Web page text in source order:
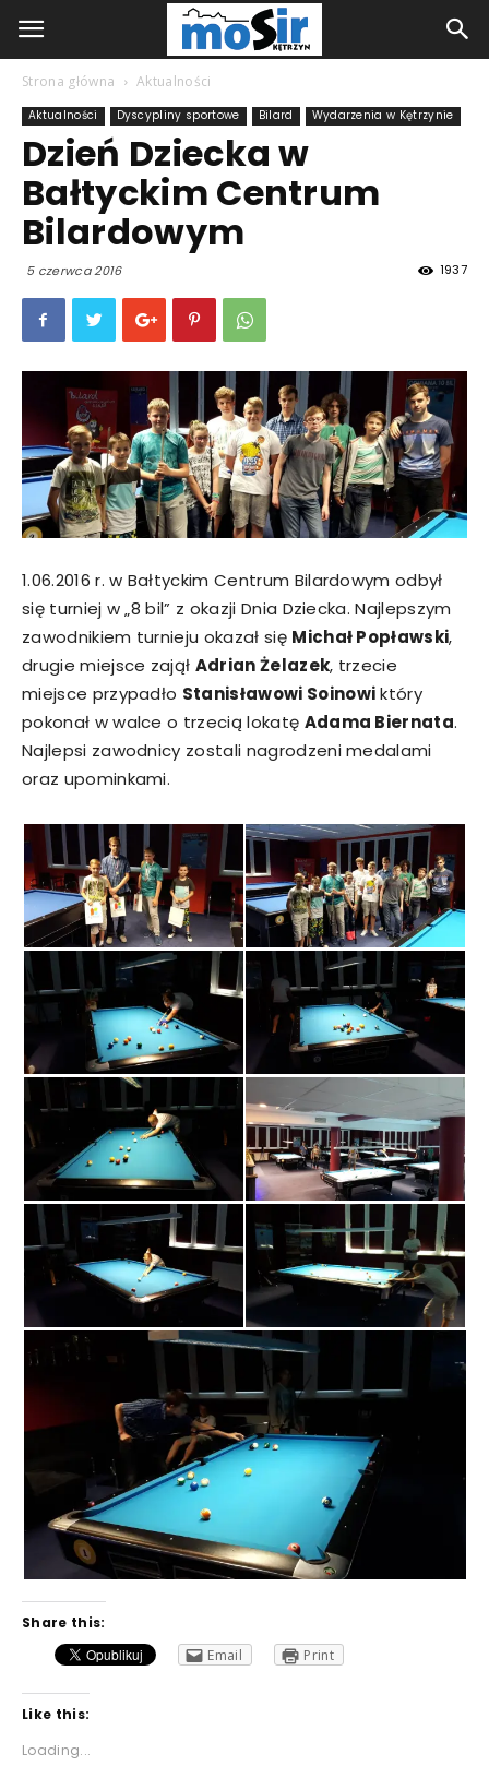
Strona główna Aktualności
Aktualności Dyscypliny sportowe Bilard Wydarzenia w Kętrzynie
Dzień Dziecka w
Bałtyckim Centrum
Bilardowym
5 czerwca 2016 1937
1.06.2016 r. w Bałtyckim Centrum Bilardowym odbył
się turniej w „8 bil” z okazji Dnia Dziecka. Najlepszym
zawodnikiem turnieju okazał się Michał Popławski,
drugie miejsce zajął Adrian Żelazek, trzecie
miejsce przypadło Stanisławowi Soinowiktóry
pokonał w walce o trzecią lokatę Adama Biernata.
Najlepsi zawodnicy zostali nagrodzeni medalami
oraz upominkami.
Share this:
Email
Print
Like this:
Loading...